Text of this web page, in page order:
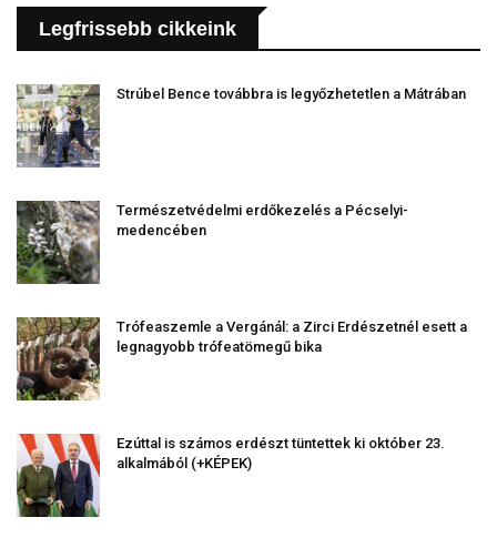
Legfrissebb cikkeink
Strúbel Bence továbbra is legyőzhetetlen a Mátrában
Természetvédelmi erdőkezelés a Pécselyi-
medencében
Trófeaszemle a Vergánál: a Zirci Erdészetnél esett a
legnagyobb trófeatömegű bika
Ezúttal is számos erdészt tüntettek ki október 23.
alkalmából (+KÉPEK)